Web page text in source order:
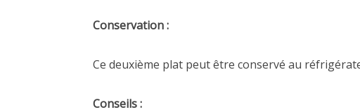
Conservation :
Ce deuxième plat peut être conservé au
Conseils :